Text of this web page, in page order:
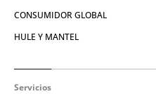
CONSUMIDOR GLOBAL
HULE Y MANTEL
Servicios